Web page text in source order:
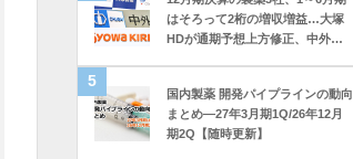
はそろって2桁の増収増益…大塚
HDが通期予想上方修正、中外も
国内製薬 開発パイプラインの動向
まとめ―27年3月期1Q/26年12月
期2Q【随時更新】